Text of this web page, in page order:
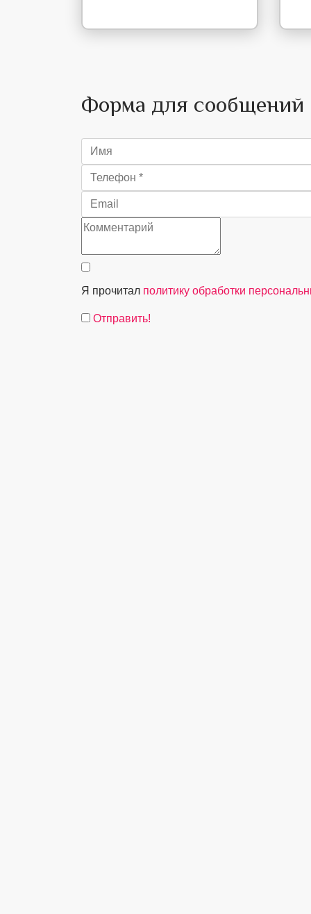
Форма для сообщений
Я прочитал политику обработки
Отправить!